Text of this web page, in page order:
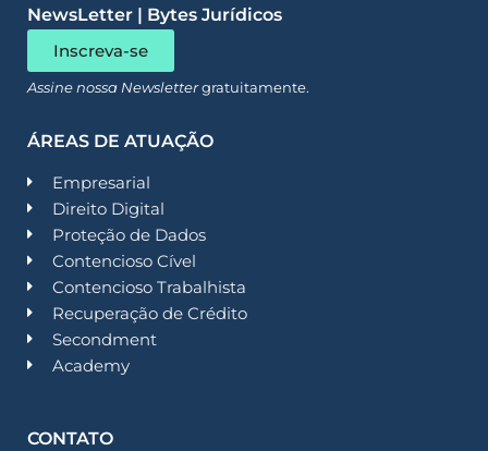
NewsLetter | Bytes Jurídicos
Inscreva-se
Assine nossa Newslettergratuitamente.
ÁREAS DE ATUAÇÃO
Empresarial
Direito Digital
Proteção de Dados
Contencioso Cível
Contencioso Trabalhista
Recuperação de Crédito
Secondment
Academy
CONTATO